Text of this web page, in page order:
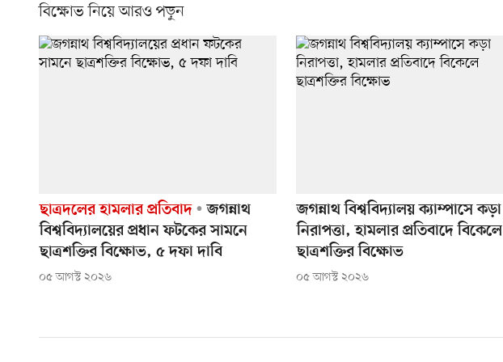
বিক্ষোভ নিয়ে আরও পড়ুন
ছাত্রদলের হামলার প্রতিবাদ
জগন্নাথ
বিশ্ববিদ্যালয়ের প্রধান ফটকের সামনে
ছাত্রশক্তির বিক্ষোভ, ৫ দফা দাবি
০৫ আগস্ট ২০২৬
জগন্নাথ বিশ্ববিদ্যালয় ক্যাম্পাসে কড়া
নিরাপত্তা, হামলার প্রতিবাদে বিকেলে
ছাত্রশক্তির বিক্ষোভ
০৫ আগস্ট ২০২৬